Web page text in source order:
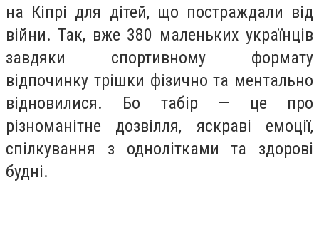
на Кіпрі для дітей, що постраждали від
війни. Так, вже 380 маленьких українців
завдяки спортивному формату
відпочинку трішки фізично та ментально
відновилися. Бо табір — це про
різноманітне дозвілля, яскраві емоції,
спілкування з однолітками та здорові
будні.